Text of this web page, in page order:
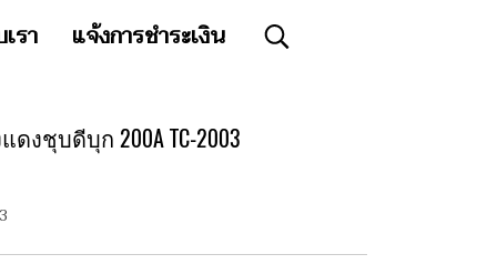
รา แจ้งการชำระเงิน
งชุบดีบุก 200A TC-2003